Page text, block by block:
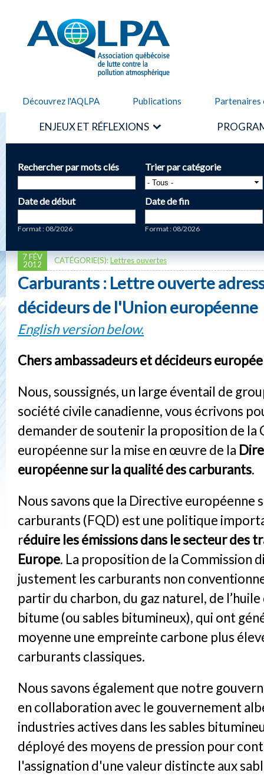
AQLPA
Découvrez l'AQLPA Publications Partenaires
ENJEUX ET RÉFLEXIONS
Rechercher par mots clés Trier par catégorie
Date de début
Format : 08/2026
Date de fin
Format : 08/2026
7 FÉV
2012
CATÉGORIE(S):Lettres ouvertes
Carburants : Lettre ouverte
décideurs de l'Union européenne
English version below.
Chers ambassadeurs et décideurs
Nous, soussignés, un large éventail de
société civile canadienne, vous écrivons
demander de soutenir la proposition de la
européenne sur la mise en œuvre de la
européenne sur la qualité des carburants.
Nous savons que la Directive européenne
carburants (FQD) est une politique
réduire les émissions dans le secteur des
Europe. La proposition de la Commission
justement les carburants non
partir du charbon, du gaz naturel, de
bitume (ou sables bitumineux), qui ont
moyenne une empreinte carbone plus
carburants classiques.
Nous savons également que notre
en collaboration avec le gouvernement
industries actives dans les sables
déployé des moyens de pression pour
l'assignation d'une valeur distincte aux